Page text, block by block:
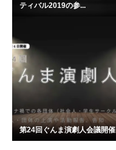
ティバル2019の参...
第24回ぐんま演劇人会議開催